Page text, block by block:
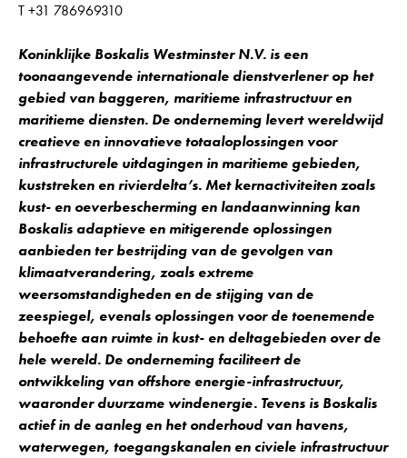
T +31 786969310
Koninklijke Boskalis Westminster N.V. is een
toonaangevende internationale dienstverlener op het
gebied van baggeren, maritieme infrastructuur en
maritieme diensten. De onderneming levert wereldwijd
creatieve en innovatieve totaaloplossingen voor
infrastructurele uitdagingen in maritieme gebieden,
kuststreken en rivierdelta’s. Met kernactiviteiten zoals
kust- en oeverbescherming en landaanwinning kan
Boskalis adaptieve en mitigerende oplossingen
aanbieden ter bestrijding van de gevolgen van
klimaatverandering, zoals extreme
weersomstandigheden en de stijging van de
zeespiegel, evenals oplossingen voor de toenemende
behoefte aan ruimte in kust- en deltagebieden over de
hele wereld. De onderneming faciliteert de
ontwikkeling van offshore energie-infrastructuur,
waaronder duurzame windenergie. Tevens is Boskalis
actief in de aanleg en het onderhoud van havens,
waterwegen, toegangskanalen en civiele infrastructuur